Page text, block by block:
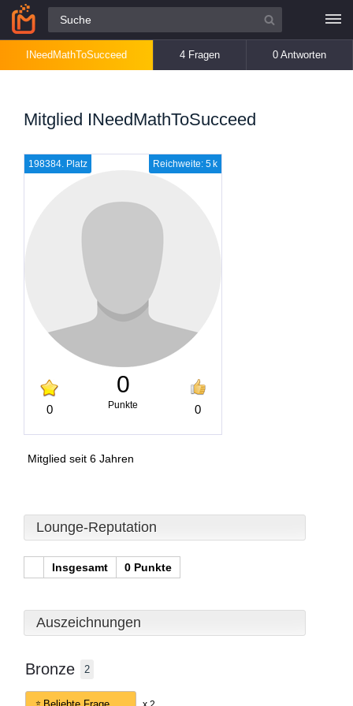
Alle Fragen
INeedMathToSucceed 4 Fragen 0 Antworten
Mitglied INeedMathToSucceed
Reichweite: 5 k
198384. Platz
0
0
Punkte 0
Mitglied seit 6 Jahren
Lounge-Reputation
Insgesamt 0 Punkte
Auszeichnungen
Bronze 2